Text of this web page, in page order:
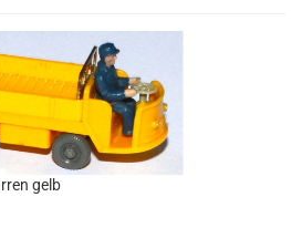
gelb